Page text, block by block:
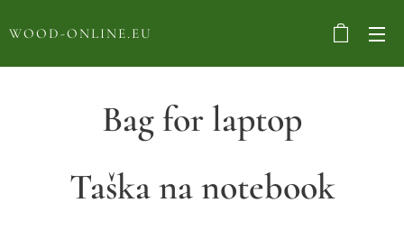
WOOD-ONLINE.EU
Bag for laptop
Taška na notebook